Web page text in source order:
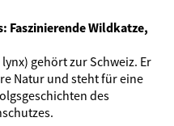
Faszinierende Wildkatze,
gehört zur Schweiz. Er
Natur und steht für eine
des